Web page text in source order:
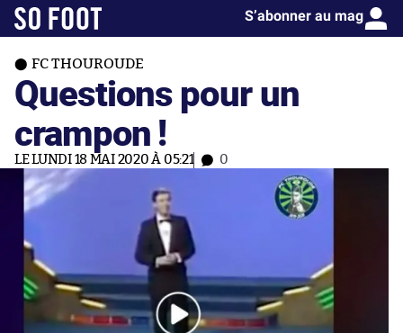
S’abonner au mag
FC THOUROUDE
Questions pour un
crampon !
LE LUNDI 18 MAI 2020 À 05:21 0